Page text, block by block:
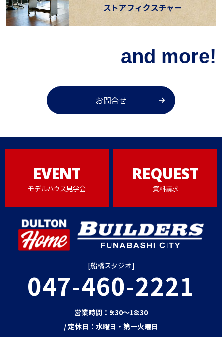
ストアフィクスチャー
and more!
お問合せ
EVENT
モデルハウス見学会
REQUEST
資料請求
[船橋スタジオ]
047-460-2221
営業時間：9:30～18:30
/ 定休日：水曜日・第一火曜日